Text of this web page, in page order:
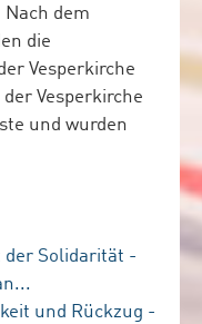
Nach dem
die
Vesperkirche
Vesperkirche
und wurden
der Solidarität -
und Rückzug -